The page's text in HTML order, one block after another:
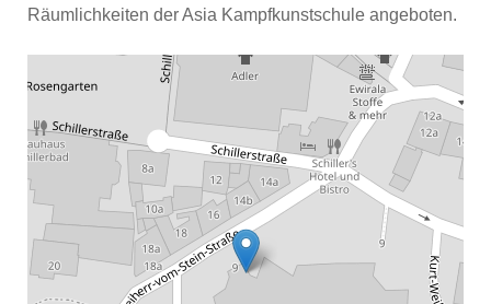
Räumlichkeiten der Asia Kampfkunstschule angeboten.